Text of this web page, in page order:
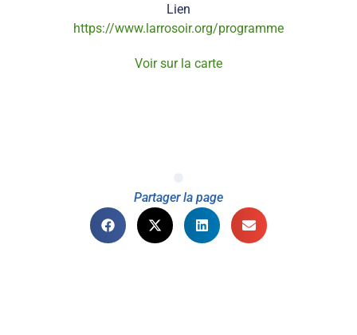
Lien
https://www.larrosoir.org/programme
Voir sur la carte
Partager la page